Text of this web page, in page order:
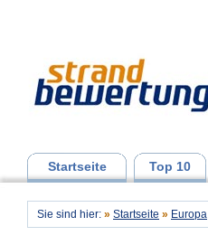
Startseite Top 10
Sie sind hier: » Startseite » Europa